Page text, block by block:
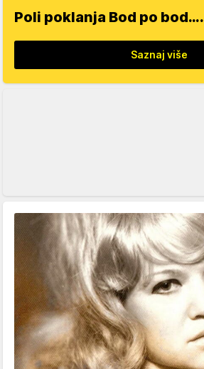
Poli poklanja Bod po bod….
Saznaj više